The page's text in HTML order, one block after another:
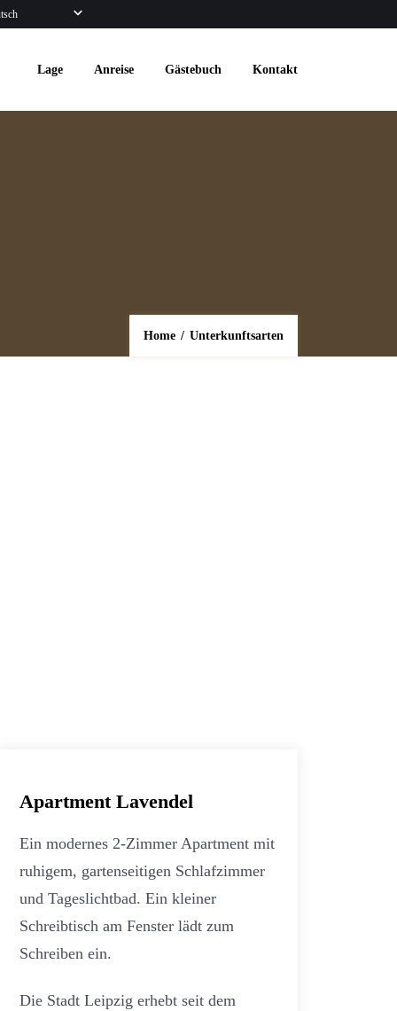
Lage Anreise Gästebuch Kontakt
Home / Unterkunftsarten
Apartment Lavendel
Ein modernes 2-Zimmer Apartment mit
ruhigem, gartenseitigen Schlafzimmer
und Tageslichtbad. Ein kleiner
Schreibtisch am Fenster lädt zum
Schreiben ein.
Die Stadt Leipzig erhebt seit dem